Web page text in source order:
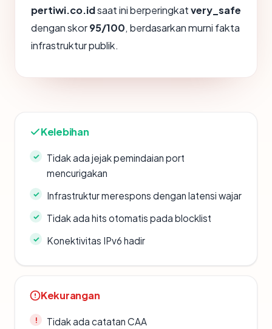
pertiwi.co.idsaat ini berperingkatvery_safe
dengan skor95/100, berdasarkan murni fakta
infrastruktur publik.
Kelebihan
Tidak ada jejak pemindaian port
mencurigakan
Infrastruktur merespons dengan latensi wajar
Tidak ada hits otomatis pada blocklist
Konektivitas IPv6 hadir
Kekurangan
Tidak ada catatan CAA